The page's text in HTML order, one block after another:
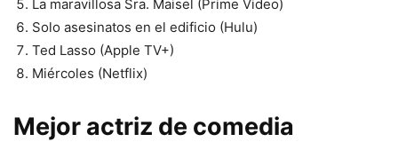
La maravillosa Sra. Maisel (Prime Video)
Solo asesinatos en el edificio (Hulu)
Ted Lasso (Apple TV+)
Miércoles (Netflix)
Mejor actriz de comedia